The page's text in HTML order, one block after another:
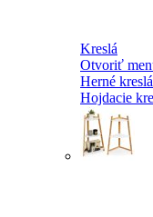
Kreslá
Otvoriť
Herné kreslá
Hojdacie